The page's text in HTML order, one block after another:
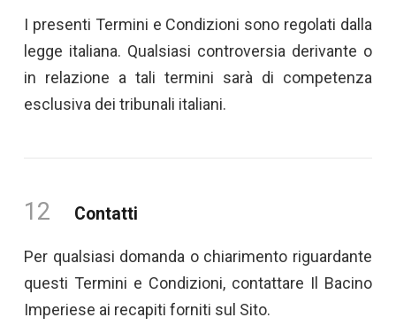
I presenti Termini e Condizioni sono regolati dalla
legge italiana. Qualsiasi controversia derivante o
in relazione a tali termini sarà di competenza
esclusiva dei tribunali italiani.
12 Contatti
Per qualsiasi domanda o chiarimento riguardante
questi Termini e Condizioni, contattare Il Bacino
Imperiese ai recapiti forniti sul Sito.